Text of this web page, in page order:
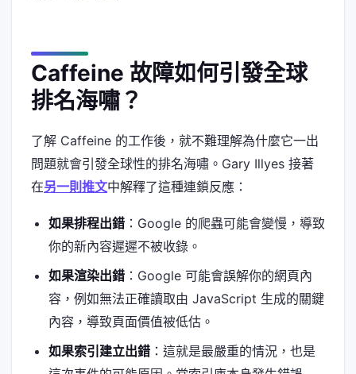
Caffeine 故障如何引發全球
排名海嘯？
了解 Caffeine 的工作後，就不難理解為什麼它一出
問題就會引發全球性的排名海嘯。Gary Illyes 接著
在另一則推文中解釋了這種連鎖反應：
如果排程出錯：Google 的爬蟲可能會變慢，導致
你的新內容遲遲不被收錄。
如果渲染出錯：Google 可能會誤解你的網頁內
容，例如無法正確讀取由 JavaScript 生成的關鍵
內容，導致頁面價值被低估。
如果索引建立出錯：這就是最嚴重的情況，也是